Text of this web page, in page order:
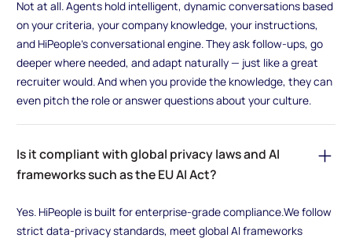
Not at all. Agents hold intelligent, dynamic conversations based
on your criteria, your company knowledge, your instructions,
and HiPeople’s conversational engine. They ask follow-ups, go
deeper where needed, and adapt naturally — just like a great
recruiter would. And when you provide the knowledge, they can
even pitch the role or answer questions about your culture.
Is it compliant with global privacy laws and AI
frameworks such as the EU AI Act?
Yes. HiPeople is built for enterprise-grade compliance.We follow
strict data-privacy standards, meet global AI frameworks